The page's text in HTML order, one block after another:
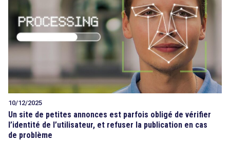
10/12/2025
Un site de petites annonces est parfois obligé de vérifier
l’identité de l’utilisateur, et refuser la publication en cas
de problème